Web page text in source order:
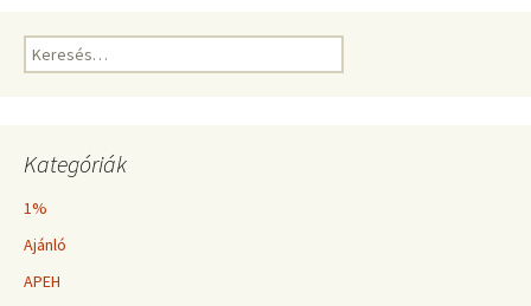
navigáció
Keresés:
Kategóriák
1%
Ajánló
APEH